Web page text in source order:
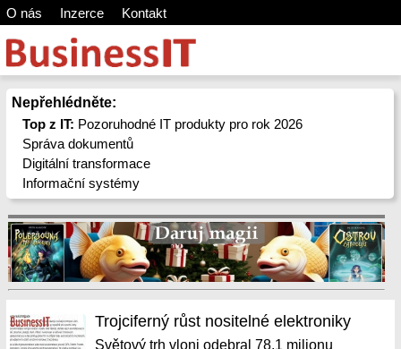
O nás Inzerce Kontakt
Nepřehlédněte:
Top z IT: Pozoruhodné IT produkty pro rok 2026
Správa dokumentů
Digitální transformace
Informační systémy
Trojciferný růst nositelné elektroniky
Světový trh vloni odebral 78,1 milionu